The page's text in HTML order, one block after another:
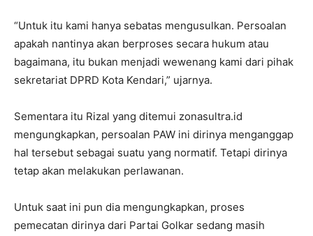
“Untuk itu kami hanya sebatas mengusulkan. Persoalan
apakah nantinya akan berproses secara hukum atau
bagaimana, itu bukan menjadi wewenang kami dari pihak
sekretariat DPRD Kota Kendari,” ujarnya.
Sementara itu Rizal yang ditemui zonasultra.id
mengungkapkan, persoalan PAW ini dirinya menganggap
hal tersebut sebagai suatu yang normatif. Tetapi dirinya
tetap akan melakukan perlawanan.
Untuk saat ini pun dia mengungkapkan, proses
pemecatan dirinya dari Partai Golkar sedang masih